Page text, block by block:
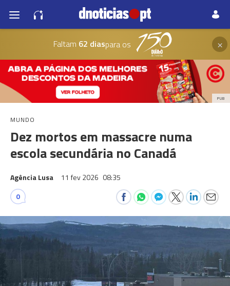
Faltam 62 diaspara os ×
PUB
MUNDO
Dez mortos em massacre numa
escola secundária no Canadá
Agência Lusa 11 fev 2026 08:35
0